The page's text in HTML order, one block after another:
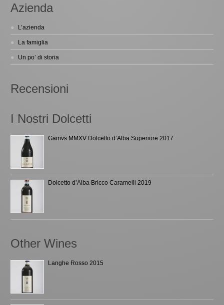
Azienda
L’azienda
La famiglia
Un po’ di storia
Recensioni
I Nostri Dolcetti
Gamvs MMXV Dolcetto d’Alba Superiore 2017
Dolcetto d’Alba Bricco Caramelli 2019
Other Wines
Langhe Rosso 2015